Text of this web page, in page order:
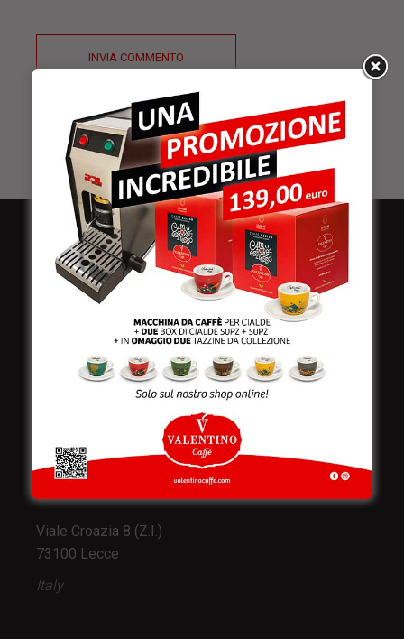
INVIA COMMENTO
Stabilimento
e produzione:
Viale Croazia 8 (Z.I.)
73100 Lecce
Italy